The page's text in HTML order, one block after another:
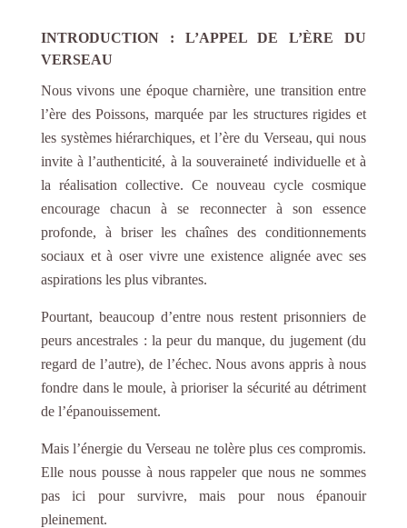
INTRODUCTION : L’APPEL DE L’ÈRE DU
VERSEAU
Nous vivons une époque charnière, une transition entre
l’ère des Poissons, marquée par les structures rigides et
les systèmes hiérarchiques, et l’ère du Verseau, qui nous
invite à l’authenticité, à la souveraineté individuelle et à
la réalisation collective. Ce nouveau cycle cosmique
encourage chacun à se reconnecter à son essence
profonde, à briser les chaînes des conditionnements
sociaux et à oser vivre une existence alignée avec ses
aspirations les plus vibrantes.
Pourtant, beaucoup d’entre nous restent prisonniers de
peurs ancestrales : la peur du manque, du jugement (du
regard de l’autre), de l’échec. Nous avons appris à nous
fondre dans le moule, à prioriser la sécurité au détriment
de l’épanouissement.
Mais l’énergie du Verseau ne tolère plus ces compromis.
Elle nous pousse à nous rappeler que nous ne sommes
pas ici pour survivre, mais pour nous épanouir
pleinement.